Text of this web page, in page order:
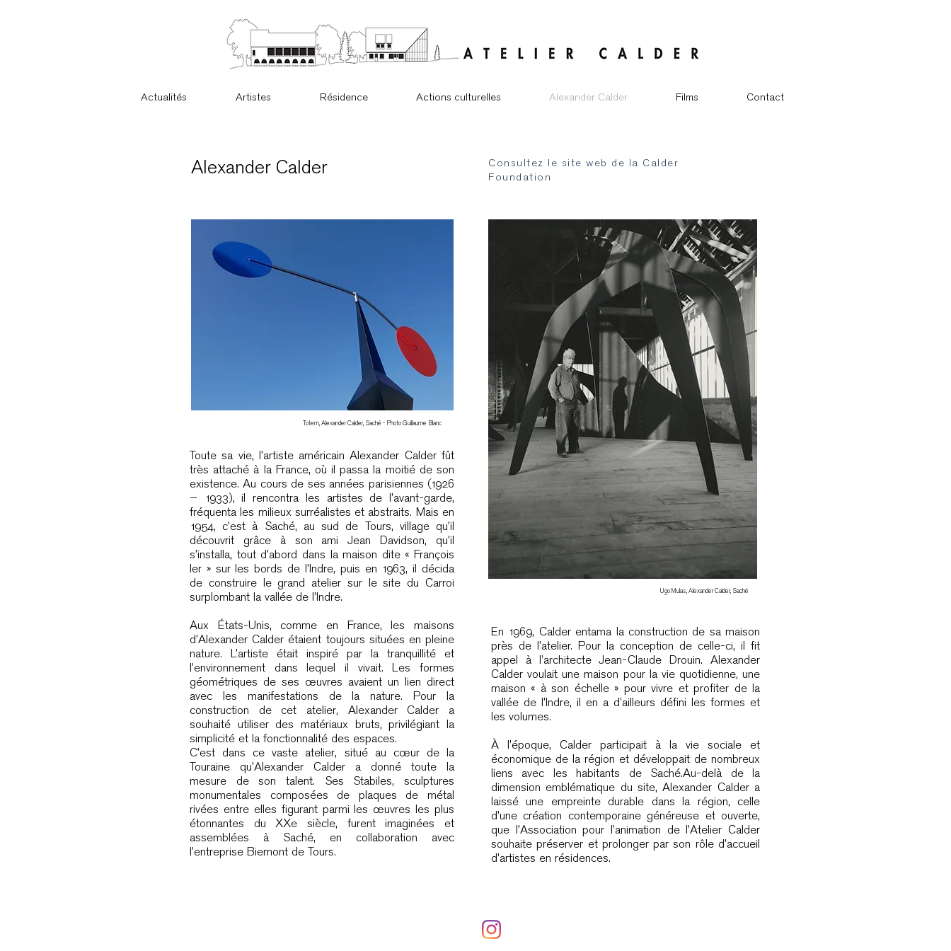
Actualités Artistes Résidence Actions culturelles Alexander Calder Films Contact
Alexander Calder
Consultez le site web de la Calder
Foundation
Totem, Alexander Calder, Saché - Photo Guillaume Blanc
Toute sa vie, l’artiste américain Alexander Calder fût
très attaché à la France, où il passa la moitié de son
existence. Au cours de ses années parisiennes (1926
– 1933), il rencontra les artistes de l’avant-garde,
fréquenta les milieux surréalistes et abstraits. Mais en
1954, c’est à Saché, au sud de Tours, village qu’il
découvrit grâce à son ami Jean Davidson, qu’il
s’installa, tout d’abord dans la maison dite « François
Ier » sur les bords de l’Indre, puis en 1963, il décida
de construire le grand atelier sur le site du Carroi
surplombant la vallée de l’Indre.
Aux États-Unis, comme en France, les maisons
d’Alexander Calder étaient toujours situées en pleine
nature. L’artiste était inspiré par la tranquillité et
l’environnement dans lequel il vivait. Les formes
géométriques de ses œuvres avaient un lien direct
avec les manifestations de la nature. Pour la
construction de cet atelier, Alexander Calder a
souhaité utiliser des matériaux bruts, privilégiant la
simplicité et la fonctionnalité des espaces.
C’est dans ce vaste atelier, situé au cœur de la
Touraine qu’Alexander Calder a donné toute la
mesure de son talent. Ses Stabiles, sculptures
monumentales composées de plaques de métal
rivées entre elles figurant parmi les œuvres les plus
étonnantes du XXe siècle, furent imaginées et
assemblées à Saché, en collaboration avec
l’entreprise Biemont de Tours.
Ugo Mulas, Alexander Calder, Saché
En 1969, Calder entama la construction de sa maison
près de l’atelier. Pour la conception de celle-ci, il fit
appel à l'architecte Jean-Claude Drouin. Alexander
Calder voulait une maison pour la vie quotidienne, une
maison « à son échelle » pour vivre et profiter de la
vallée de l’Indre, il en a d'ailleurs défini les formes et
les volumes.
À l’époque, Calder participait à la vie sociale et
économique de la région et développait de nombreux
liens avec les habitants de Saché.Au-delà de la
dimension emblématique du site, Alexander Calder a
laissé une empreinte durable dans la région, celle
d’une création contemporaine généreuse et ouverte,
que l’Association pour l’animation de l’Atelier Calder
souhaite préserver et prolonger par son rôle d’accueil
d’artistes en résidences.